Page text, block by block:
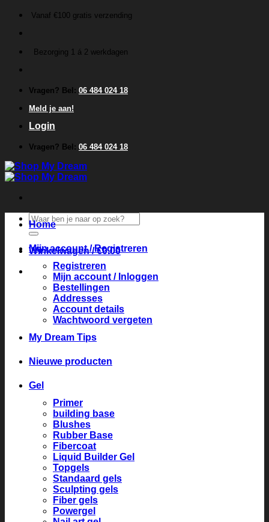
inhoud
Vanaf €100 gratis verzending
Bezorging 1 á 2 werkdagen
Vragen? Bel: 06 484 024 18
Meld je aan!
Login
Vragen? Bel: 06 484 024 18
Zoeken
naar:
Winkelwagen /€0.00
Home
Mijn account / Registreren
Registreren
Mijn account / Inloggen
Bestellingen
Addresses
Account details
Wachtwoord vergeten
My Dream Tips
Nieuwe producten
Gel
Primer
building base
Blushes
Rubber Base
Fibercoat
Liquid Builder Gel
Topgels
Standaard gels
Sculpting gels
Fiber gels
Powergel